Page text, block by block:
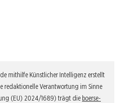
mithilfe Künstlicher Intelligenz erstellt
redaktionelle Verantwortung im Sinne
(EU) 2024/1689) trägt die boerse-